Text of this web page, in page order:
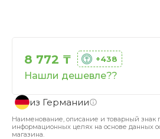
8 772 ₸ +438
Нашли дешевле??
из Германии
Наименование, описание и товарный знак
информационных целях на основе данных
магазина.